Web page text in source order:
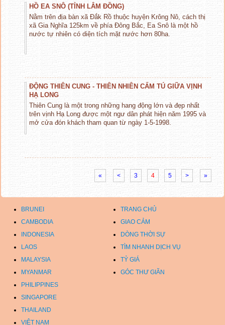
HỒ EA SNÔ (TỈNH LÂM ĐỒNG)
Nằm trên địa bàn xã Đắk Rồ thuộc huyện Krông Nô, cách thị
xã Gia Nghĩa 125km về phía Đông Bắc, Ea Snô là một hồ
nước tự nhiên có diện tích mặt nước hơn 80ha.
ĐỘNG THIÊN CUNG - THIÊN NHIÊN CẨM TÚ GIỮA VỊNH
HẠ LONG
Thiên Cung là một trong những hang động lớn và đẹp nhất
trên vịnh Hạ Long được một ngư dân phát hiện năm 1995 và
mở cửa đón khách tham quan từ ngày 1-5-1998.
« < 3 4 5 > »
BRUNEI
TRANG CHỦ
CAMBODIA
GIAO CẢM
INDONESIA
DÒNG THỜI SỰ
LAOS
TÌM NHANH DỊCH VỤ
MALAYSIA
TỶ GIÁ
MYANMAR
GÓC THƯ GIÃN
PHILIPPINES
SINGAPORE
THAILAND
VIỆT NAM